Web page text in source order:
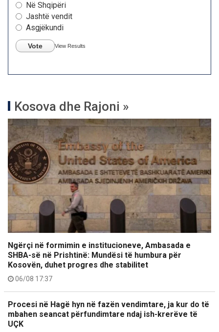
Në Shqipëri
Jashtë vendit
Asgjëkundi
Vote View Results
Kosova dhe Rajoni »
Ngërçi në formimin e institucioneve, Ambasada e
SHBA-së në Prishtinë: Mundësi të humbura për
Kosovën, duhet progres dhe stabilitet
06/08 17:37
Procesi në Hagë hyn në fazën vendimtare, ja kur do të
mbahen seancat përfundimtare ndaj ish-krerëve të
UÇK